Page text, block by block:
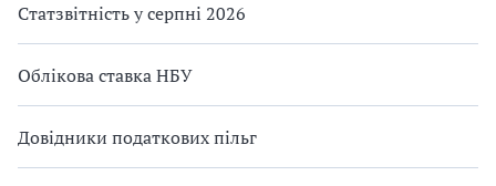
Статзвітність у серпні 2026
Облікова ставка НБУ
Довідники податкових пільг